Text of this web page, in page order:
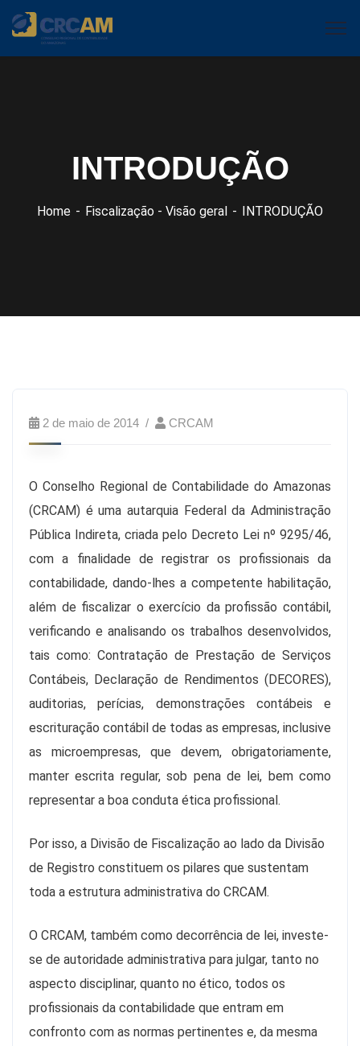
INTRODUÇÃO
Home Fiscalização - Visão geral INTRODUÇÃO
2 de maio de 2014 CRCAM
O Conselho Regional de Contabilidade do Amazonas
(CRCAM) é uma autarquia Federal da Administração
Pública Indireta, criada pelo Decreto Lei nº 9295/46,
com a finalidade de registrar os profissionais da
contabilidade, dando-lhes a competente habilitação,
além de fiscalizar o exercício da profissão contábil,
verificando e analisando os trabalhos desenvolvidos,
tais como: Contratação de Prestação de Serviços
Contábeis, Declaração de Rendimentos (DECORES),
auditorias, perícias, demonstrações contábeis e
escrituração contábil de todas as empresas, inclusive
as microempresas, que devem, obrigatoriamente,
manter escrita regular, sob pena de lei, bem como
representar a boa conduta ética profissional.
Por isso, a Divisão de Fiscalização ao lado da Divisão
de Registro constituem os pilares que sustentam
toda a estrutura administrativa do CRCAM.
O CRCAM, também como decorrência de lei, investe-
se de autoridade administrativa para julgar, tanto no
aspecto disciplinar, quanto no ético, todos os
profissionais da contabilidade que entram em
confronto com as normas pertinentes e, da mesma